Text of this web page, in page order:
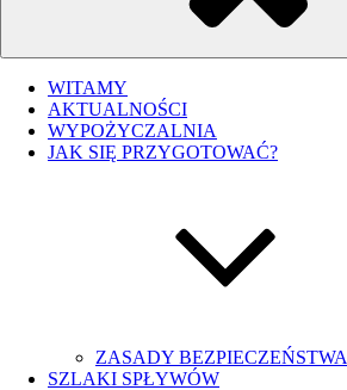
WITAMY
AKTUALNOŚCI
WYPOŻYCZALNIA
JAK SIĘ PRZYGOTOWAĆ?
ZASADY BEZPIECZEŃSTWA
SZLAKI SPŁYWÓW